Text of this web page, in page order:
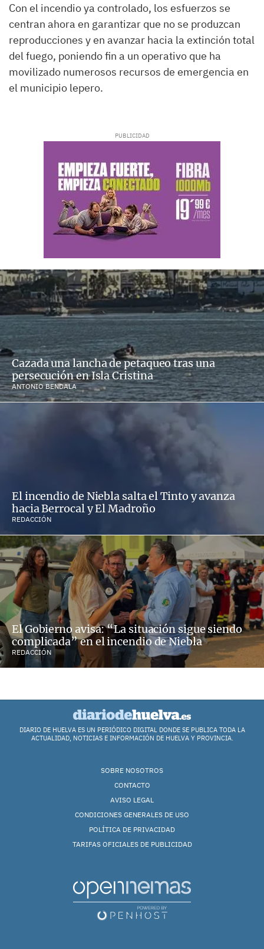
Con el incendio ya controlado, los esfuerzos se
centran ahora en garantizar que no se produzcan
reproducciones y en avanzar hacia la extinción total
del fuego, poniendo fin a un operativo que ha
movilizado numerosos recursos de emergencia en
el municipio lepero.
Cazada una lancha de petaqueo tras una
persecución en Isla Cristina
ANTONIO BENDALA
El incendio de Niebla salta el Tinto y avanza
hacia Berrocal y El Madroño
REDACCIÓN
El Gobierno avisa: “La situación sigue siendo
complicada” en el incendio de Niebla
REDACCIÓN
DIARIO DE HUELVA ES UN PERIÓDICO DIGITAL DONDE SE PUBLICA TODA LA
ACTUALIDAD, NOTICIAS E INFORMACIÓN DE HUELVA Y PROVINCIA.
SOBRE NOSOTROS
CONTACTO
AVISO LEGAL
CONDICIONES GENERALES DE USO
POLÍTICA DE PRIVACIDAD
TARIFAS OFICIALES DE PUBLICIDAD